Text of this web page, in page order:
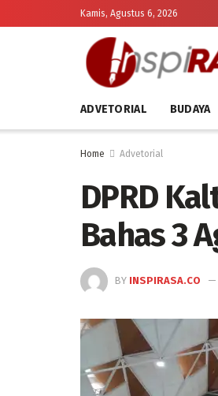
Kamis, Agustus 6, 2026
ADVETORIAL BUDAYA
Home Advetorial
DPRD
Bahas 3
BY INSPIRASA.CO